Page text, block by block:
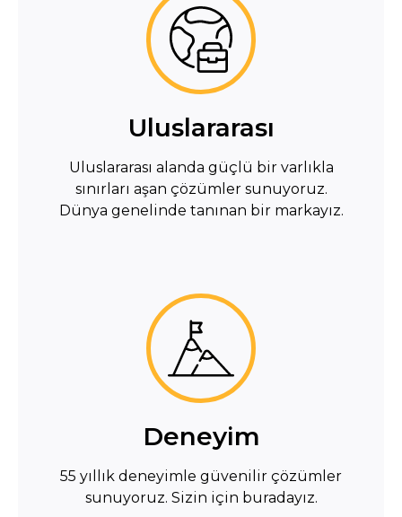
Uluslararası
Uluslararası alanda güçlü bir varlıkla
sınırları aşan çözümler sunuyoruz.
Dünya genelinde tanınan bir markayız.
Deneyim
55 yıllık deneyimle güvenilir çözümler
sunuyoruz. Sizin için buradayız.